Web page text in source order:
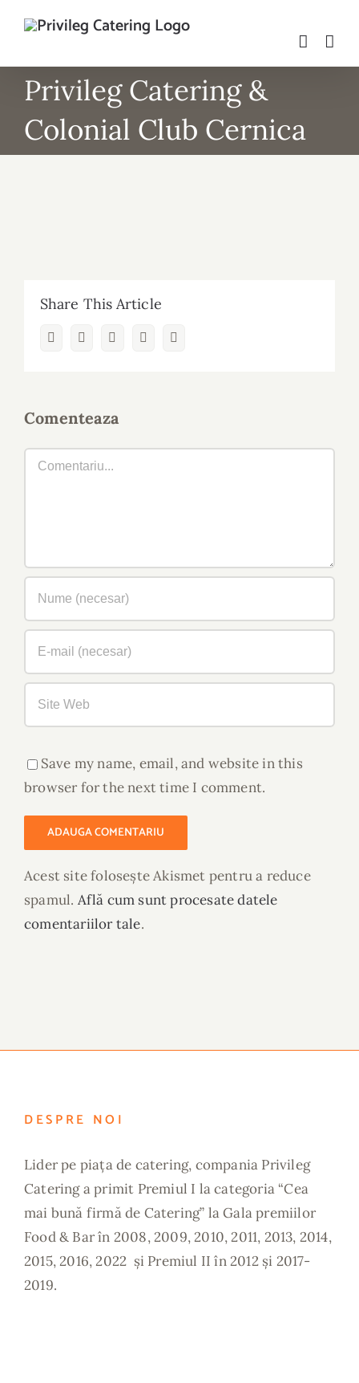
Privileg Catering &
Colonial Club Cernica
Share This Article
FacebookTwitter LinkedInWhatsapp
Comenteaza
Comment
Save my name, email, and website in this
browser for the next time I comment.
Acest site folosește Akismet pentru a reduce
spamul. Află cum sunt procesate datele
comentariilor tale.
DESPRE NOI
Lider pe piața de catering, compania Privileg
Catering a primit Premiul I la categoria “Cea
mai bună firmă de Catering” la Gala premiilor
Food & Bar în 2008, 2009, 2010, 2011, 2013, 2014,
2015, 2016, 2022 și Premiul II în 2012 și 2017-
2019.